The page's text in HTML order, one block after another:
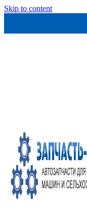
Skip to content